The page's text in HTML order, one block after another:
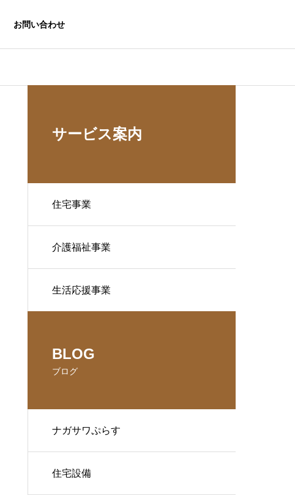
お問い合わせ
サービス案内
住宅事業
介護福祉事業
生活応援事業
BLOG
ブログ
ナガサワぷらす
住宅設備